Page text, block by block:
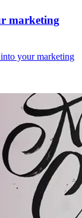
marketing
your marketing